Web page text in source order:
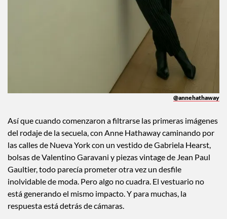
@annehathaway
Así que cuando comenzaron a filtrarse las primeras imágenes
del rodaje de la secuela, con Anne Hathaway caminando por
las calles de Nueva York con un vestido de Gabriela Hearst,
bolsas de Valentino Garavani y piezas vintage de Jean Paul
Gaultier, todo parecía prometer otra vez un desfile
inolvidable de moda. Pero algo no cuadra. El vestuario no
está generando el mismo impacto. Y para muchas, la
respuesta está detrás de cámaras.